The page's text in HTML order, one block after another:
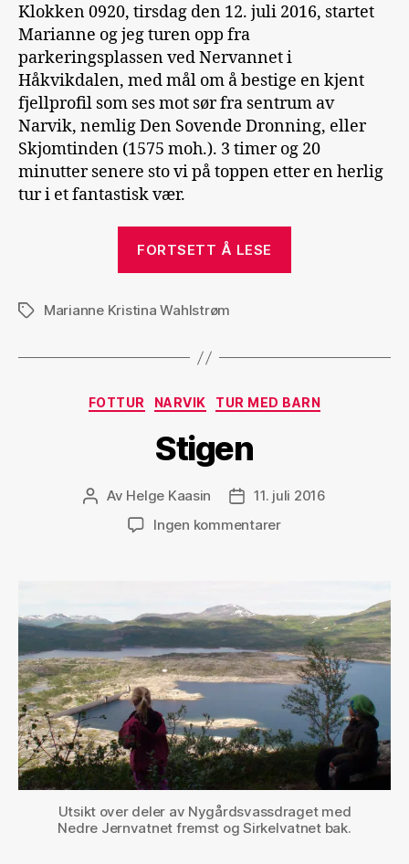
Klokken 0920, tirsdag den 12. juli 2016, startet
Marianne og jeg turen opp fra
parkeringsplassen ved Nervannet i
Håkvikdalen, med mål om å bestige en kjent
fjellprofil som ses mot sør fra sentrum av
Narvik, nemlig Den Sovende Dronning, eller
Skjomtinden (1575 moh.). 3 timer og 20
minutter senere sto vi på toppen etter en herlig
tur i et fantastisk vær.
FORTSETT Å LESE
StikkordMarianne Kristina Wahlstrøm
Kategorier
FOTTUR NARVIK TUR MED BARN
Stigen
Innleggsforfatter
Av Helge Kaasin Publiseringsdato
11. juli 2016
Ingen kommentarertil
Utsikt over deler av Nygårdsvassdraget med
Nedre Jernvatnet fremst og Sirkelvatnet bak.